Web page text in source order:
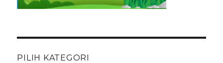
PILIH KATEGORI